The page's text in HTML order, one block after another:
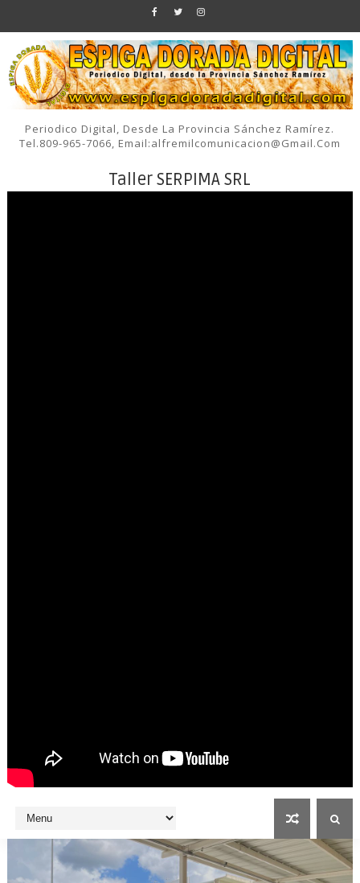
Periodico Digital, Desde La Provincia Sánchez Ramírez.
Tel.809-965-7066, Email:alfremilcomunicacion@gmail.com
Taller SERPIMA SRL